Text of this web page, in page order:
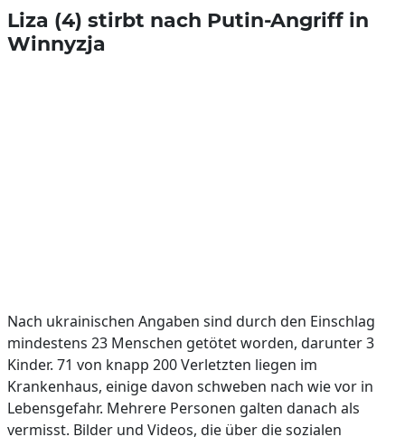
Liza (4) stirbt nach Putin-Angriff in
Winnyzja
Nach ukrainischen Angaben sind durch den Einschlag
mindestens 23 Menschen getötet worden, darunter 3
Kinder. 71 von knapp 200 Verletzten liegen im
Krankenhaus, einige davon schweben nach wie vor in
Lebensgefahr. Mehrere Personen galten danach als
vermisst. Bilder und Videos, die über die sozialen